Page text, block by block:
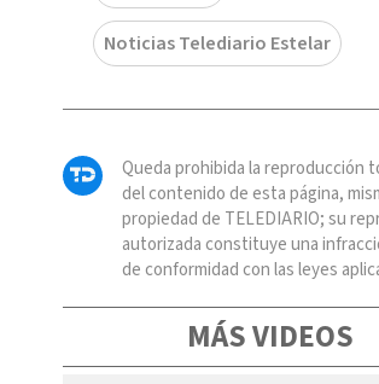
Noticias Telediario Estelar
Queda prohibida la reproducción
del contenido de esta página,
propiedad de TELEDIARIO; su
autorizada constituye una
de conformidad con las leyes
MÁS VIDEOS